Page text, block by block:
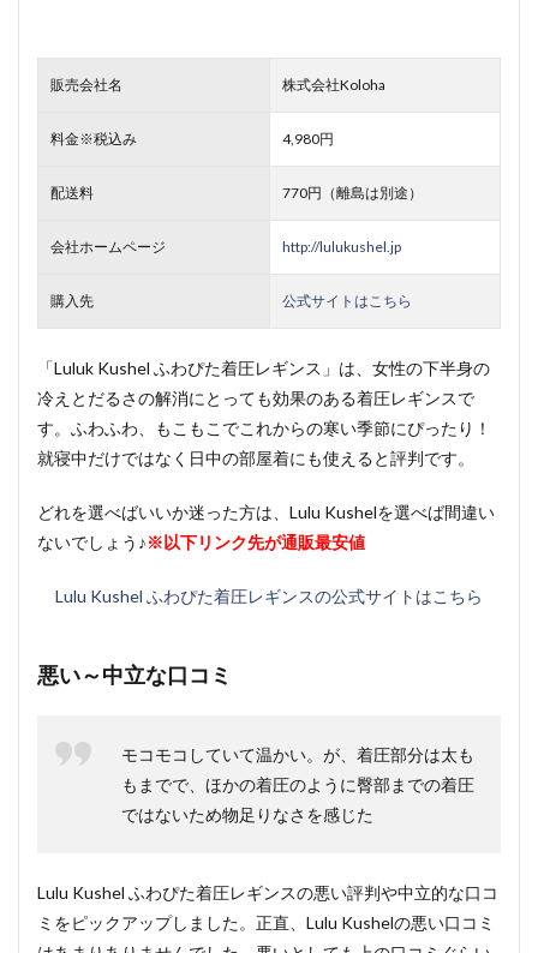
販売会社名 株式会社Koloha
料金※税込み 4,980円
配送料 770円（離島は別途）
会社ホームページ http://lulukushel.jp
購入先 公式サイトはこちら
「Luluk Kushel ふわぴた着圧レギンス」は、女性の下半身の
冷えとだるさの解消にとっても効果のある着圧レギンスで
す。ふわふわ、もこもこでこれからの寒い季節にぴったり！
就寝中だけではなく日中の部屋着にも使えると評判です。
どれを選べばいいか迷った方は、Lulu Kushelを選べば間違い
ないでしょう♪※以下リンク先が通販最安値
Lulu Kushel ふわぴた着圧レギンスの公式サイトはこちら
悪い～中立な口コミ
モコモコしていて温かい。が、着圧部分は太も
もまでで、ほかの着圧のように臀部までの着圧
ではないため物足りなさを感じた
Lulu Kushel ふわぴた着圧レギンスの悪い評判や中立的な口コ
ミをピックアップしました。正直、Lulu Kushelの悪い口コミ